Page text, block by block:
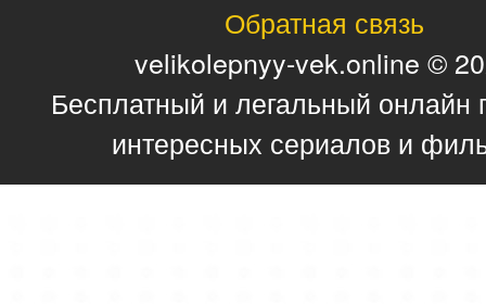
Обратная связь
velikolepnyy-vek.online ©
Бесплатный и легальный онлайн
интересных сериалов и